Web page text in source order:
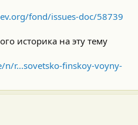
fond/issues-doc/58739
историка на эту тему
r...sovetsko-finskoy-voyny-